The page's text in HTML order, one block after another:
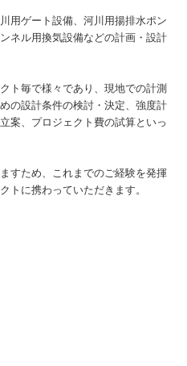
用ゲート設備、河川用揚排水ポン
ネル用換気設備などの計画・設計
ト毎で様々であり、現地での計測
の設計条件の検討・決定、強度計
案、プロジェクト費の試算といっ
すため、これまでのご経験を発揮
トに携わっていただきます。